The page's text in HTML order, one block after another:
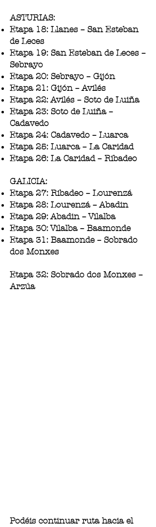
ASTURIAS:
Etapa 18: Llanes – San Esteban
de Leces
Etapa 19: San Esteban de Leces –
Sebrayo
Etapa 20: Sebrayo – Gijón
Etapa 21: Gijón – Avilés
Etapa 22: Avilés – Soto de Luiña
Etapa 23: Soto de Luiña –
Cadavedo
Etapa 24: Cadavedo – Luarca
Etapa 25: Luarca – La Caridad
Etapa 26: La Caridad – Ribadeo
GALICIA:
Etapa 27: Ribadeo – Lourenzá
Etapa 28: Lourenzá – Abadin
Etapa 29: Abadin – Vilalba
Etapa 30: Vilalba – Baamonde
Etapa 31: Baamonde – Sobrado
dos Monxes
Etapa 32: Sobrado dos Monxes –
Arzúa
Podéis continuar ruta hacia el